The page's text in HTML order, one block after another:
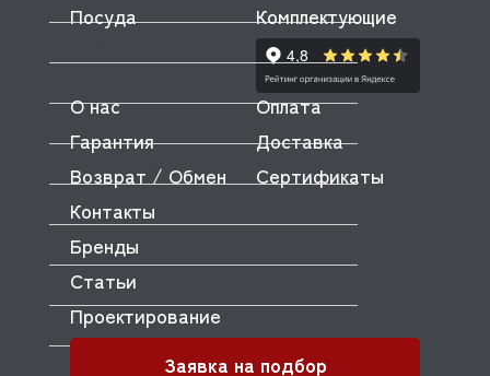
MARTELLATO
MAS
MATFER
MBM
MEC
Посуда
Комплектующие
О нас
Оплата
Гарантия
Доставка
Возврат / Обмен
Сертификаты
Контакты
Бренды
Статьи
Проектирование
Заявка на подбор